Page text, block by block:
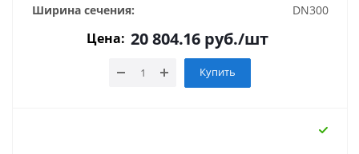
Ширина сечения:
DN300
Цена: 20 804.16 руб./шт
Купить